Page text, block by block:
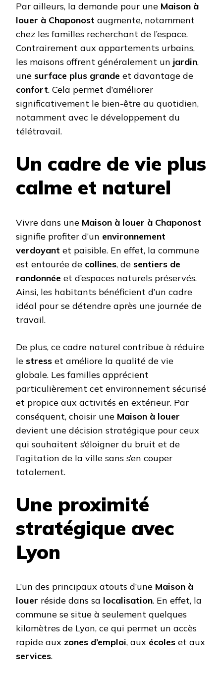
Par ailleurs, la demande pour une Maison à
louer à Chaponost augmente, notamment
chez les familles recherchant de l’espace.
Contrairement aux appartements urbains,
les maisons offrent généralement un jardin,
une surface plus grande et davantage de
confort. Cela permet d’améliorer
significativement le bien-être au quotidien,
notamment avec le développement du
télétravail.
Un cadre de vie plus
calme et naturel
Vivre dans une Maison à louer à Chaponost
signifie profiter d’un environnement
verdoyant et paisible. En effet, la commune
est entourée de collines, de sentiers de
randonnée et d’espaces naturels préservés.
Ainsi, les habitants bénéficient d’un cadre
idéal pour se détendre après une journée de
travail.
De plus, ce cadre naturel contribue à réduire
le stress et améliore la qualité de vie
globale. Les familles apprécient
particulièrement cet environnement sécurisé
et propice aux activités en extérieur. Par
conséquent, choisir une Maison à louer
devient une décision stratégique pour ceux
qui souhaitent s’éloigner du bruit et de
l’agitation de la ville sans s’en couper
totalement.
Une proximité
stratégique avec
Lyon
L’un des principaux atouts d’une Maison à
louer réside dans sa localisation. En effet, la
commune se situe à seulement quelques
kilomètres de Lyon, ce qui permet un accès
rapide aux zones d’emploi, aux écoles et aux
services.